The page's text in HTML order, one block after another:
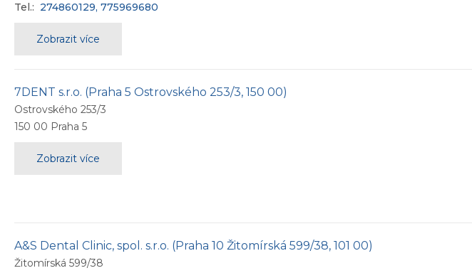
Tel.: 274860129, 775969680
Zobrazit více
7DENT s.r.o. (Praha 5 Ostrovského 253/3, 150 00)
Ostrovského 253/3
150 00 Praha 5
Zobrazit více
A&S Dental Clinic, spol. s.r.o. (Praha 10 Žitomírská 599/38, 101 00)
Žitomírská 599/38